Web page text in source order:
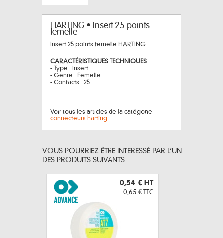
HARTING • Insert 25 points
femelle
Insert 25 points femelle HARTING
CARACTÉRISTIQUES TECHNIQUES
- Type : Insert
- Genre : Femelle
- Contacts : 25
Voir tous les articles de la catégorie
connecteurs harting
VOUS POURRIEZ ÊTRE INTERESSÉ PAR L’UN
DES PRODUITS SUIVANTS
0,54 € HT
0,65 € TTC